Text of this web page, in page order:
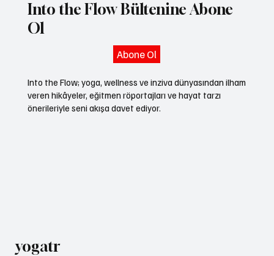
Into the Flow Bültenine Abone
Ol
Into the Flow; yoga, wellness ve inziva dünyasından ilham
veren hikâyeler, eğitmen röportajları ve hayat tarzı
önerileriyle seni akışa davet ediyor.
Abone Ol
yogatr